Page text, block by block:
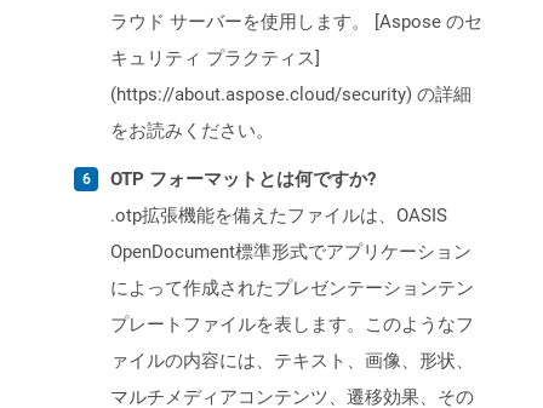
ラウド サーバーを使用します。 [Aspose のセ
キュリティ プラクティス]
(https://about.aspose.cloud/security) の詳細
をお読みください。
OTP フォーマットとは何ですか?
.otp拡張機能を備えたファイルは、OASIS
OpenDocument標準形式でアプリケーション
によって作成されたプレゼンテーションテン
プレートファイルを表します。このようなフ
ァイルの内容には、テキスト、画像、形状、
マルチメディアコンテンツ、遷移効果、その